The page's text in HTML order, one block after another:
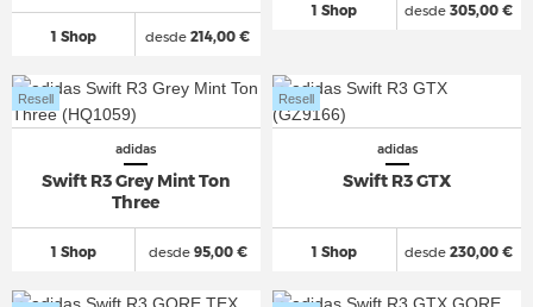
1 Shop desde 214,00 €
1 Shop desde 305,00 €
adidas
Swift R3 Grey Mint Ton
Three
1 Shop
Resell
desde95,00 €
adidas
Swift R3 GTX
1 Shop
Resell
desde 230,00 €